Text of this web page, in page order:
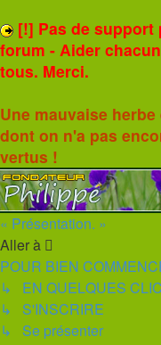
[!] Pas de support
forum - Aider
tous. Merci.
Une mauvaise
dont on n'a pas
vertus !
« Présentation. »
Aller à
POUR BIEN
↳ EN QUELQUES
↳ S'INSCRIRE
↳ Se présenter